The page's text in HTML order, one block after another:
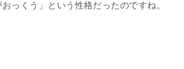
っくう」という性格だったのですね。